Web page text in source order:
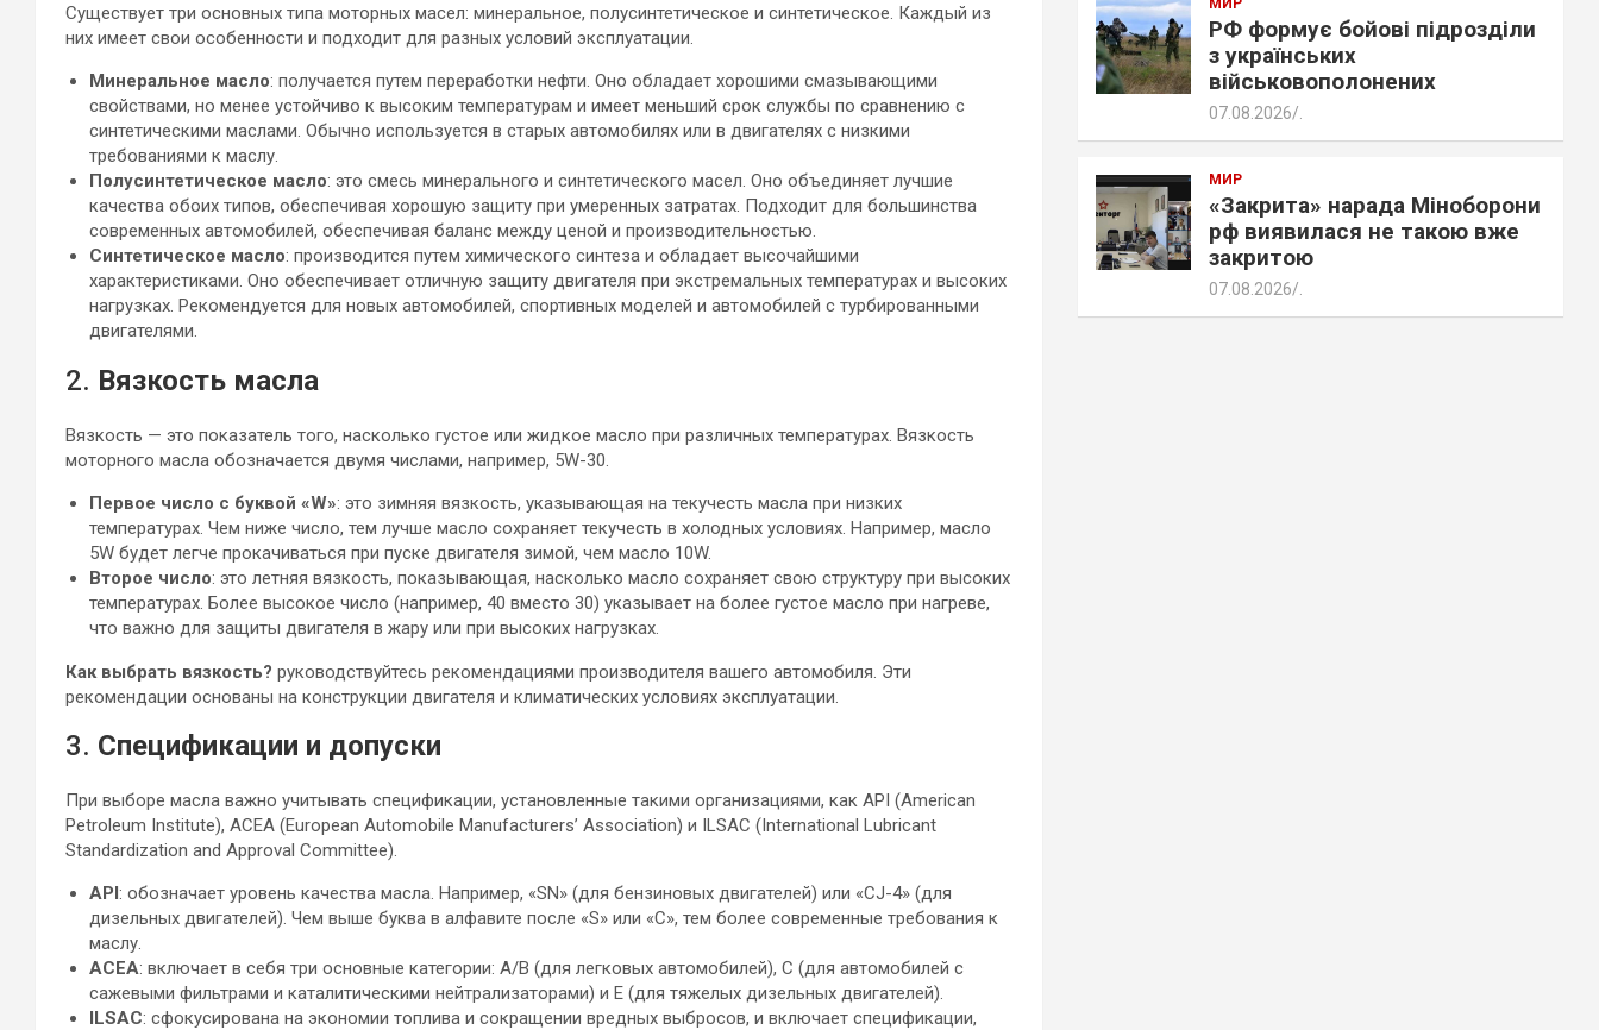
Существует три основных типа моторных масел: минеральное, полусинтетическое и синтетическое. Каждый из
них имеет свои особенности и подходит для разных условий эксплуатации.
Минеральное масло: получается путем переработки нефти. Оно обладает хорошими смазывающими
свойствами, но менее устойчиво к высоким температурам и имеет меньший срок службы по сравнению с
синтетическими маслами. Обычно используется в старых автомобилях или в двигателях с низкими
требованиями к маслу.
Полусинтетическое масло: это смесь минерального и синтетического масел. Оно объединяет лучшие
качества обоих типов, обеспечивая хорошую защиту при умеренных затратах. Подходит для большинства
современных автомобилей, обеспечивая баланс между ценой и производительностью.
Синтетическое масло: производится путем химического синтеза и обладает высочайшими
характеристиками. Оно обеспечивает отличную защиту двигателя при экстремальных температурах и высоких
нагрузках. Рекомендуется для новых автомобилей, спортивных моделей и автомобилей с турбированными
двигателями.
2. Вязкость масла
Вязкость — это показатель того, насколько густое или жидкое масло при различных температурах. Вязкость
моторного масла обозначается двумя числами, например, 5W-30.
Первое число с буквой «W»: это зимняя вязкость, указывающая на текучесть масла при низких
температурах. Чем ниже число, тем лучше масло сохраняет текучесть в холодных условиях. Например, масло
5W будет легче прокачиваться при пуске двигателя зимой, чем масло 10W.
Второе число: это летняя вязкость, показывающая, насколько масло сохраняет свою структуру при высоких
температурах. Более высокое число (например, 40 вместо 30) указывает на более густое масло при нагреве,
что важно для защиты двигателя в жару или при высоких нагрузках.
Как выбрать вязкость? руководствуйтесь рекомендациями производителя вашего автомобиля. Эти
рекомендации основаны на конструкции двигателя и климатических условиях эксплуатации.
3. Спецификации и допуски
При выборе масла важно учитывать спецификации, установленные такими организациями, как API (American
Petroleum Institute), ACEA (European Automobile Manufacturers’ Association) и ILSAC (International Lubricant
Standardization and Approval Committee).
API: обозначает уровень качества масла. Например, «SN» (для бензиновых двигателей) или «CJ-4» (для
дизельных двигателей). Чем выше буква в алфавите после «S» или «C», тем более современные требования к
маслу.
ACEA: включает в себя три основные категории: A/B (для легковых автомобилей), C (для автомобилей с
сажевыми фильтрами и каталитическими нейтрализаторами) и E (для тяжелых дизельных двигателей).
ILSAC: сфокусирована на экономии топлива и сокращении вредных выбросов, и включает спецификации,
МИР
РФ формує бойові підрозділи
з українських
військовополонених
07.08.2026
МИР
«Закрита» нарада Міноборони
рф виявилася не такою вже
закритою
07.08.2026